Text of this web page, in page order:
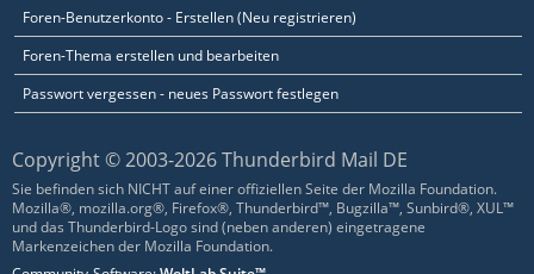
Foren-Benutzerkonto - Erstellen (Neu registrieren)
Foren-Thema erstellen und bearbeiten
Passwort vergessen - neues Passwort festlegen
Copyright © 2003-2026 Thunderbird Mail DE
Sie befinden sich NICHT auf einer offiziellen Seite der Mozilla Foundation.
Mozilla®, mozilla.org®, Firefox®, Thunderbird™, Bugzilla™, Sunbird®, XUL™
und das Thunderbird-Logo sind (neben anderen) eingetragene
Markenzeichen der Mozilla Foundation.